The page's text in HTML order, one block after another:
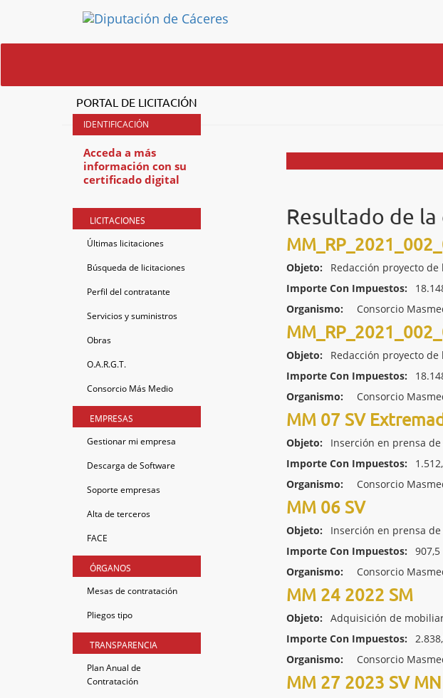
PORTAL DE LICITACIÓN
Acceda a más
información con su
certificado digital
LICITACIONES
Últimas licitaciones
Búsqueda de licitaciones
Perfil del contratante
Servicios y suministros
Obras
O.A.R.G.T.
Consorcio Más Medio
EMPRESAS
Gestionar mi empresa
Descarga de Software
Soporte empresas
Alta de terceros
FACE
ÓRGANOS
Mesas de contratación
Pliegos tipo
TRANSPARENCIA
Plan Anual de
Contratación
Resultado de la
Objeto:
Redacción proyecto
Importe Con Impuestos:
Organismo:
Consorcio
Objeto:
Redacción proyecto
Importe Con Impuestos:
Organismo:
Consorcio
MM 07 SV
Objeto:
Inserción en prensa
Importe Con Impuestos:
Organismo:
Consorcio
MM 06 SV
Objeto:
Inserción en prensa
Importe Con Impuestos:
907,5
Organismo:
Consorcio
MM 24 2022 SM
Objeto:
Adquisición de
Importe Con Impuestos:
Organismo:
Consorcio
MM 27 2023 SV MN